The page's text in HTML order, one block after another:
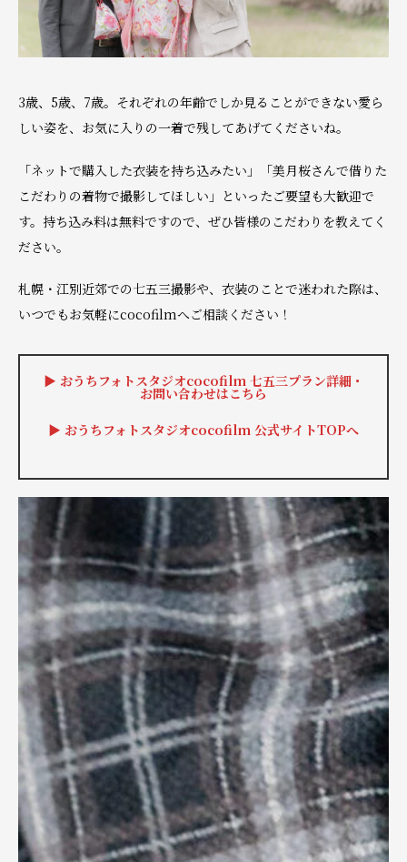
3歳、5歳、7歳。それぞれの年齢でしか見ることができない愛ら
しい姿を、お気に入りの一着で残してあげてくださいね。
「ネットで購入した衣装を持ち込みたい」「美月桜さんで借りた
こだわりの着物で撮影してほしい」といったご要望も大歓迎で
す。持ち込み料は無料ですので、ぜひ皆様のこだわりを教えてく
ださい。
札幌・江別近郊での七五三撮影や、衣装のことで迷われた際は、
いつでもお気軽にcocofilmへご相談ください！
▶︎ おうちフォトスタジオcocofilm 七五三プラン詳細・
お問い合わせはこちら
▶︎ おうちフォトスタジオcocofilm 公式サイトTOPへ